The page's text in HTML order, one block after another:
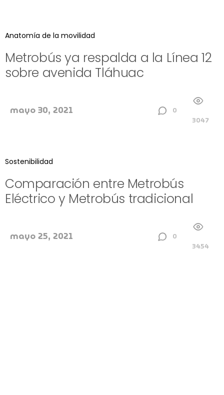
Anatomía de la movilidad
Metrobús ya respalda a la Línea 12
sobre avenida Tláhuac
mayo 30, 2021
0
3047
Sostenibilidad
Comparación entre Metrobús
Eléctrico y Metrobús tradicional
mayo 25, 2021
0
3454